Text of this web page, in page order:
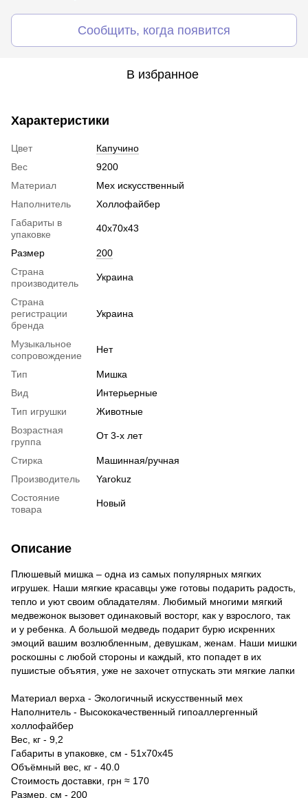
Сообщить, когда появится
В избранное
Характеристики
Цвет
Капучино
Вес
9200
Материал
Мех искусственный
Наполнитель
Холлофайбер
Габариты в
упаковке
40х70х43
Размер
200
Страна
производитель
Украина
Страна
регистрации
бренда
Украина
Музыкальное
сопровождение
Нет
Тип
Мишка
Вид
Интерьерные
Тип игрушки
Животные
Возрастная
группа
От 3-х лет
Стирка
Машинная/ручная
Производитель
Yarokuz
Состояние
товара
Новый
Описание
Плюшевый мишка – одна из самых популярных мягких
игрушек. Наши мягкие красавцы уже готовы подарить радость,
тепло и уют своим обладателям. Любимый многими мягкий
медвежонок вызовет одинаковый восторг, как у взрослого, так
и у ребенка. А большой медведь подарит бурю искренних
эмоций вашим возлюбленным, девушкам, женам. Наши мишки
роскошны с любой стороны и каждый, кто попадет в их
пушистые объятия, уже не захочет отпускать эти мягкие лапки
Материал верха - Экологичный искусственный мех
Наполнитель - Высококачественный гипоаллергенный
холлофайбер
Вес, кг - 9,2
Габариты в упаковке, см - 51х70х45
Объёмный вес, кг - 40.0
Стоимость доставки, грн ≈ 170
Размер, см - 200